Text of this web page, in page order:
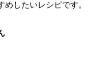
したいレシピです。